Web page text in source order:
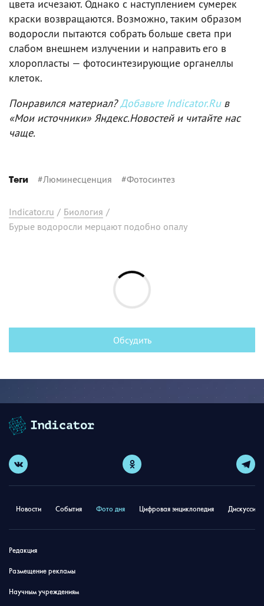
цвета исчезают. Однако с наступлением сумерек
краски возвращаются. Возможно, таким образом
водоросли пытаются собрать больше света при
слабом внешнем излучении и направить его в
хлоропласты — фотосинтезирующие органеллы
клеток.
Понравился материал?Добавьте Indicator.Ruв
«Мои источники» Яндекс.Новостей и читайте нас
чаще.
Теги #Люминесценция #Фотосинтез
Indicator.ru / Биология /
Бурые водоросли мерцают подобно опалу
Обсудить
Новости События Фото дня Цифровая энциклопедия
Редакция
Размещение рекламы
Научным учреждениям